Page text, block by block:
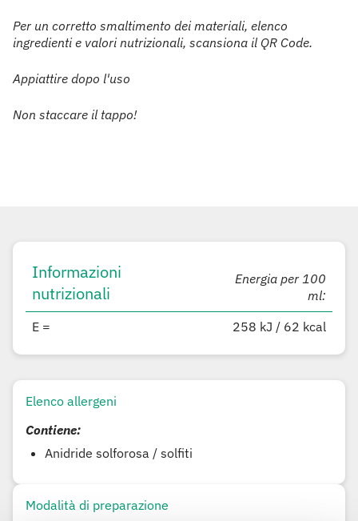
Per un corretto smaltimento dei materiali, elenco
ingredienti e valori nutrizionali, scansiona il QR Code.
Appiattire dopo l'uso
Non staccare il tappo!
Informazioni
nutrizionali
Energia per 100
ml:
E =
258 kJ / 62 kcal
Elenco allergeni
Contiene:
Anidride solforosa / solfiti
Modalità di preparazione